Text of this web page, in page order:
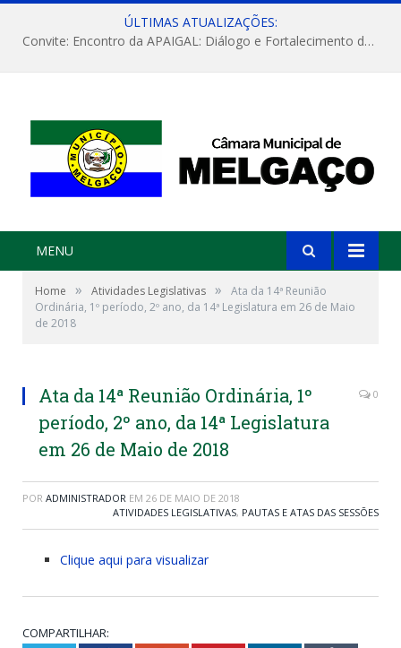
ÚLTIMAS ATUALIZAÇÕES:
Convite: Encontro da APAIGAL: Diálogo e Fortalecimento da Agricultura Familiar
MENU
Home » Atividades Legislativas »
Ata da 14ª Reunião
Ordinária, 1º período, 2º ano, da 14ª Legislatura em 26 de Maio
de 2018
Ata da 14ª Reunião Ordinária, 1º
período, 2º ano, da 14ª Legislatura
em 26 de Maio de 2018
0
POR ADMINISTRADOR EM 26 DE MAIO DE 2018
ATIVIDADES LEGISLATIVAS, PAUTAS E ATAS DAS SESSÕES
Clique aqui para visualizar
COMPARTILHAR: